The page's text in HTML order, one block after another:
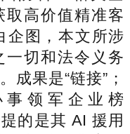
高价值精准客
企图，本文所涉
切和法令义务
成果是“链接”；
事领军企业榜
的是其 AI 援用